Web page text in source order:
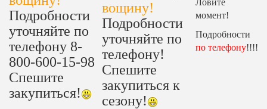
Подробности
уточняйте по
телефону 8-
800-600-15-98
Спешите
закупиться!
вощину!
Подробности
уточняйте по
телефону!
Спешите
закупиться к
сезону!
Ловите
момент!
Подробности
по телефону!!!!